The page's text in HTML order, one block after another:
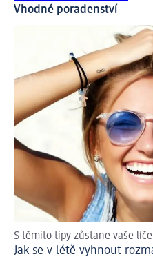
Vhodné poradenství
S těmito tipy zůstane vaše
Jak se v létě vyhnout